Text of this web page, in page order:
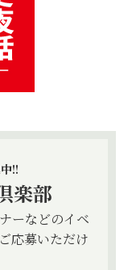
!!
楽部
ーなどのイベ
応募いただけ